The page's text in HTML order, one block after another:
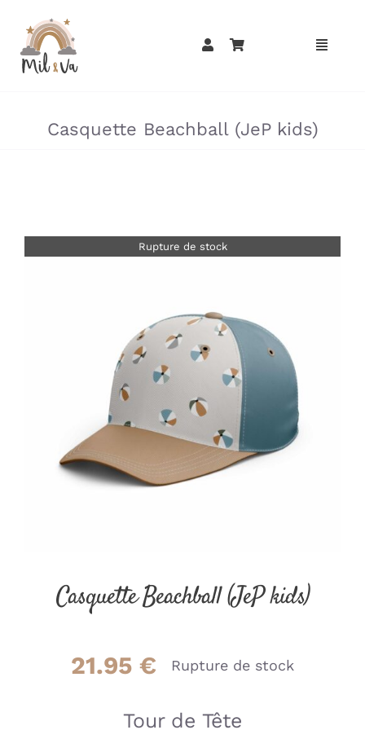
contenu
Casquette Beachball (JeP kids)
Rupture de stock
Casquette Beachball (JeP kids)
21.95 € Rupture de stock
Tour de Tête